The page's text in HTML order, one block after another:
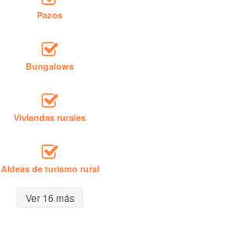
Pazos
Bungalows
Viviendas rurales
Aldeas de turismo rural
Ver 16 más